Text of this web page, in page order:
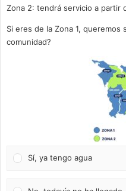
Zona 2: tendrá servicio a partir
Si eres de la Zona 1, queremos
comunidad?
Sí, ya tengo agua